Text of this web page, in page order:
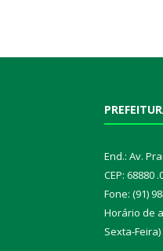
End.: Av.
CEP: 68880
Fone: (91)
Horário de
Sexta-Feira)